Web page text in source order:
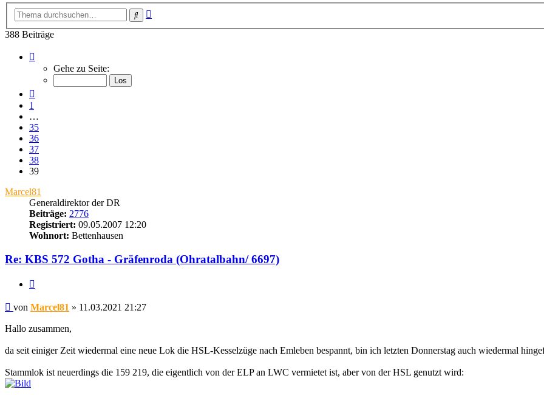
Suche
388 Beiträge
39
von
Gehe zu Seite:
1
…
35
36
37
38
39
Marcel81
Generaldirektor der DR
Beiträge: 2776
Registriert: 09.05.2007 12:20
Wohnort: Bettenhausen
Re: KBS 572 Gotha - Gräfenroda (Ohratalbahn/ 6697)
Beitrag
von Marcel81 » 11.03.2021 21:27
Hallo zusammen,
da seit einiger Zeit wiedermal eine neue Lok die HSL-Kesselzüge nach Emleben bespannt, bin ich letzten Donnerstag auch wiedermal
Stammlok ist neuerdings die 159 219, die eigentlich von der ELP an LWC vermietet ist, aber von der HSL genutzt wird: